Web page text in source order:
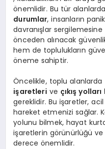
önemlidir. Bu tür
durumlar, insanların
davranışlar
önceden alınacak
hem de toplulukların
öneme sahiptir.
Öncelikle, toplu alanlarda
işaretleri ve çıkış yolları
gereklidir. Bu işaretler,
hareket etmenizi sağlar.
yolunu bilmek, hayat
işaretlerin görünürlüğü ve
derece önemlidir.